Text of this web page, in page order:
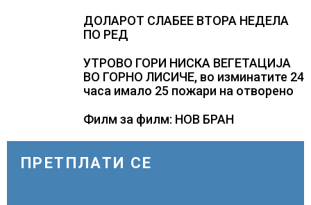
резултатите од последните анкети
ДОЛАРОТ СЛАБЕЕ ВТОРА НЕДЕЛА
ПО РЕД
УТРОВО ГОРИ НИСКА ВЕГЕТАЦИЈА
ВО ГОРНО ЛИСИЧЕ, во изминатите 24
часа имало 25 пожари на отворено
Филм за филм: НОВ БРАН
ПРЕТПЛАТИ СЕ